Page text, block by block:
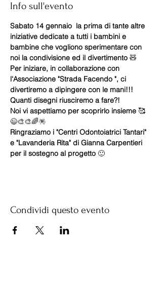
Info sull'evento
Sabato 14 gennaio  la prima di tante altre
iniziative dedicate a tutti i bambini e
bambine che vogliono sperimentare con
noi la condivisione ed il divertimento 🧸
Per iniziare, in collaborazione con
l'Associazione "Strada Facendo ", ci
divertiremo a dipingere con le mani!!!
Quanti disegni riusciremo a fare?!
Noi vi aspettiamo per scoprirlo insieme 🥰
😉🎨🎨🌈🪅
Ringraziamo i "Centri Odontoiatrici Tantari"
e "Lavanderia Rita" di Gianna Carpentieri
per il sostegno al progetto 🙂
Condividi questo evento